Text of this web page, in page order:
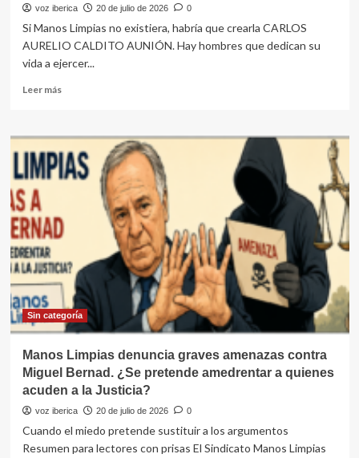
al
monstruo?
voz iberica 20 de julio de 2026 0
Si Manos Limpias no existiera, habría que crearla CARLOS
AURELIO CALDITO AUNIÓN. Hay hombres que dedican su
vida a ejercer...
Leer másLeer
Miguel
Bernad
Remón:
el
nunca
dejó
plantar
cara
poder
Sin categoría
Manos Limpias denuncia graves amenazas contra
Miguel Bernad. ¿Se pretende amedrentar a quienes
acuden a la Justicia?
voz iberica 20 de julio de 2026 0
Cuando el miedo pretende sustituir a los argumentos
Resumen para lectores con prisas El Sindicato Manos Limpias